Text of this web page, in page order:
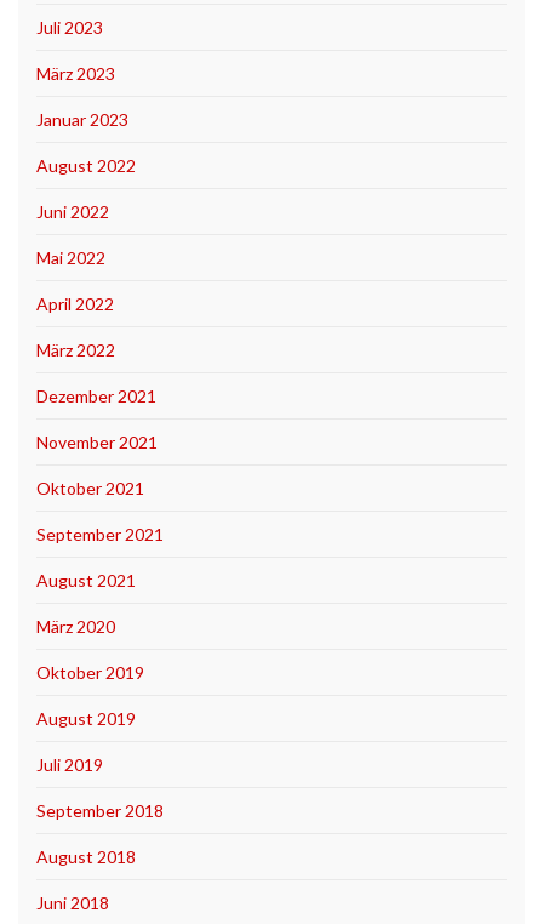
Juli 2023
März 2023
Januar 2023
August 2022
Juni 2022
Mai 2022
April 2022
März 2022
Dezember 2021
November 2021
Oktober 2021
September 2021
August 2021
März 2020
Oktober 2019
August 2019
Juli 2019
September 2018
August 2018
Juni 2018